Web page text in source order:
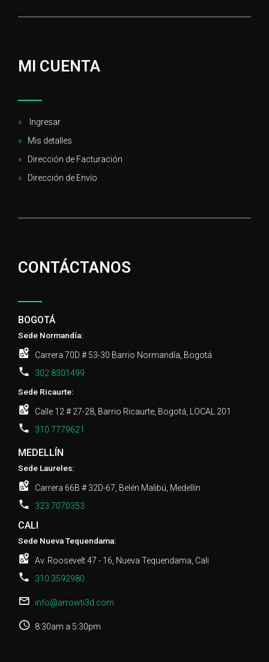
MI CUENTA
Ingresar
Mis detalles
Dirección de Facturación
Dirección de Envío
CONTÁCTANOS
BOGOTÁ
Sede Normandía:
Carrera 70D # 53-30 Barrio Normandía, Bogotá
302 8301499
Sede Ricaurte:
Calle 12 # 27-28, Barrio Ricaurte, Bogotá, LOCAL 201
310 7779621
MEDELLÍN
Sede Laureles:
Carrera 66B # 32D-67, Belén Malibú, Medellín
323 7070353
CALI
Sede Nueva Tequendama:
Av. Roosevelt 47 - 16, Nueva Tequendama, Cali
310 3592980
info@arrowti3d.com
8:30am a 5:30pm